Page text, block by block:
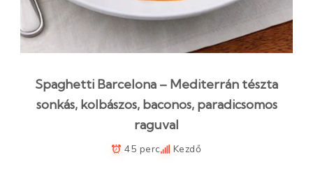
Spaghetti Barcelona – Mediterrán tészta
sonkás, kolbászos, baconos, paradicsomos
raguval
45 perc Kezdő